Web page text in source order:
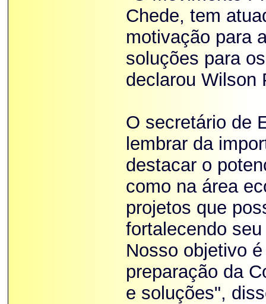
Chede, tem
motivação para
soluções para
declarou Wilson
O secretário de
lembrar da
destacar o
como na área
projetos que
fortalecendo
Nosso objetivo
preparação da
e soluções",